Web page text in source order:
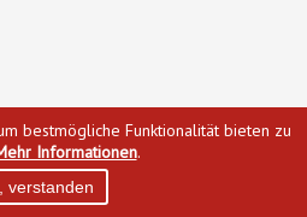
bestmögliche Funktionalität bieten zu
Informationen.
verstanden